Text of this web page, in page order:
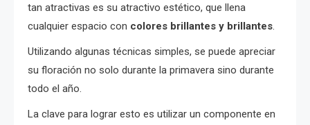
tan atractivas es su atractivo estético, que llena
cualquier espacio con colores brillantes y brillantes.
Utilizando algunas técnicas simples, se puede apreciar
su floración no solo durante la primavera sino durante
todo el año.
La clave para lograr esto es utilizar un componente en